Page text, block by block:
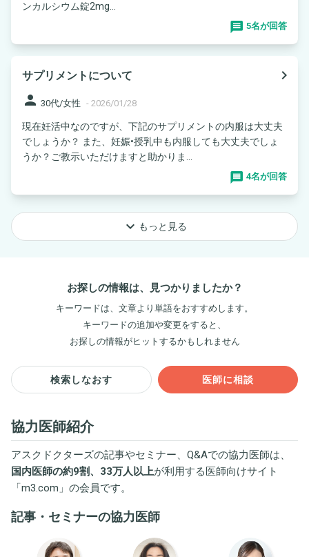
ンカルシウム錠2mg...
5名が回答
サプリメントについて
navigate_next
person 30代/女性 - 2026/01/28
現在妊活中なのですが、下記のサプリメントの内服は大丈夫
でしょうか？ また、妊娠•授乳中も内服しても大丈夫でしょ
うか？ご教示いただけますと助かりま...
4名が回答
keyboard_arrow_down もっと見る
お探しの情報は、見つかりましたか？
キーワードは、文章より単語をおすすめします。
キーワードの追加や変更をすると、
お探しの情報がヒットするかもしれません
検索しなおす 医師に相談
協力医師紹介
アスクドクターズの記事やセミナー、Q&Aでの協力医師は、
国内医師の約9割、33万人以上が利用する医師向けサイト
「m3.com 」の会員です。
記事・セミナーの協力医師